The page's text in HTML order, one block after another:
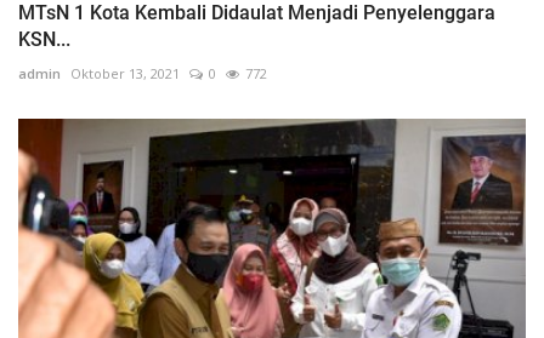
MTsN 1 Kota Kembali Didaulat Menjadi Penyelenggara
KSN...
admin Oktober 13, 2021 0 772